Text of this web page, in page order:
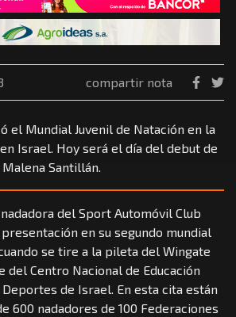
compartir nota
el Mundial Juvenil de Natación en la
Israel. Hoy será el día del debut de
Santillán.
del Sport Automóvil Club
presentación en su segundo mundial
se tire a la pileta del Wingate
del Centro Nacional de Educación
Deportes de Israel. En esta cita están
600 nadadores de 100 Federaciones